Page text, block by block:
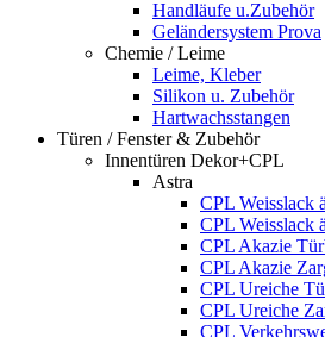
Handläufe u.Zubehör
Geländersystem Prova
Chemie / Leime
Leime, Kleber
Silikon u. Zubehör
Hartwachsstangen
Türen / Fenster & Zubehör
Innentüren Dekor+CPL
Astra
CPL Weisslack
CPL Weisslack
CPL Akazie
CPL Akazie
CPL Ureiche
CPL Ureiche
CPL